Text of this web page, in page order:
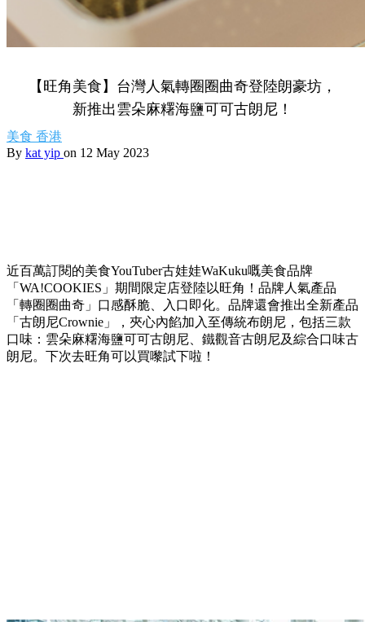
【旺角美食】台灣人氣轉圈圈曲奇登陸朗豪坊，
新推出雲朵麻糬海鹽可可古朗尼！
美食 香港
By kat yip on 12 May 2023
近百萬訂閱的美食YouTuber古娃娃WaKuku嘅美食品牌
「 WA!COOKIES 」期間限定店登陸以旺角！品牌人氣產品
「轉圈圈曲奇」口感酥脆、入口即化。品牌還會推出全新產品
「古朗尼Crownie 」，夾心內餡加入至傳統布朗尼，包括三款
口味：雲朵麻糬海鹽可可古朗尼、鐵觀音古朗尼及綜合口味古
朗尼。下次去旺角可以買嚟試下啦！